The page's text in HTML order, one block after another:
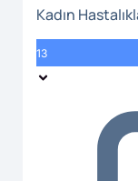
Kadın
13